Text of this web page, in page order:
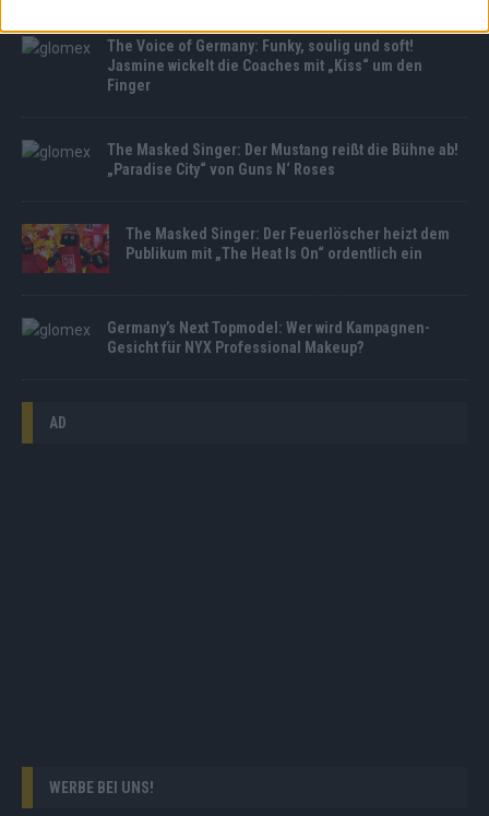
The Voice of Germany: Funky, soulig und soft!
Jasmine wickelt die Coaches mit „Kiss“ um den
Finger
The Masked Singer: Der Mustang reißt die Bühne ab!
„Paradise City“ von Guns N‘ Roses
The Masked Singer: Der Feuerlöscher heizt dem
Publikum mit „The Heat Is On“ ordentlich ein
Germany’s Next Topmodel: Wer wird Kampagnen-
Gesicht für NYX Professional Makeup?
AD
WERBE BEI UNS!